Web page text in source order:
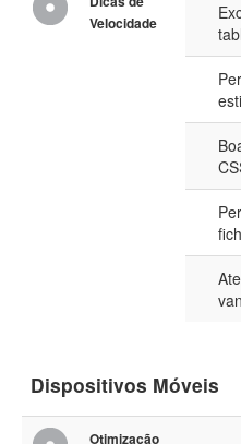
Velocidade
Dispositivos Móveis
Otimização